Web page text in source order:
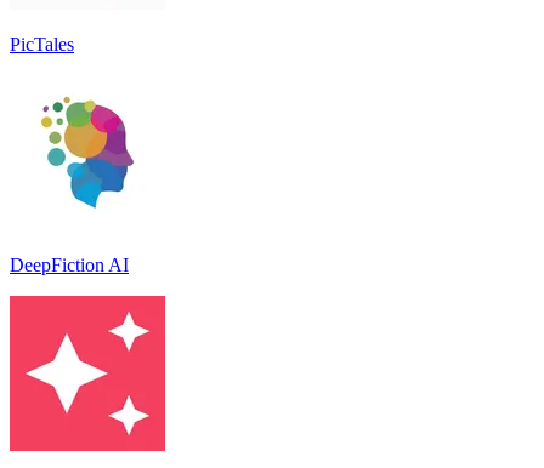
PicTales
DeepFiction AI